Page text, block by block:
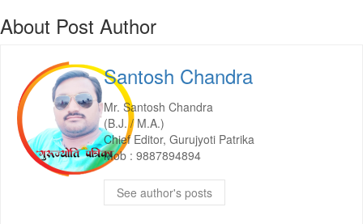
About Post Author
Santosh Chandra
Mr. Santosh Chandra
(B.J. / M.A.)
Chief Editor, Gurujyoti Patrika
Mob : 9887894894
See author's posts